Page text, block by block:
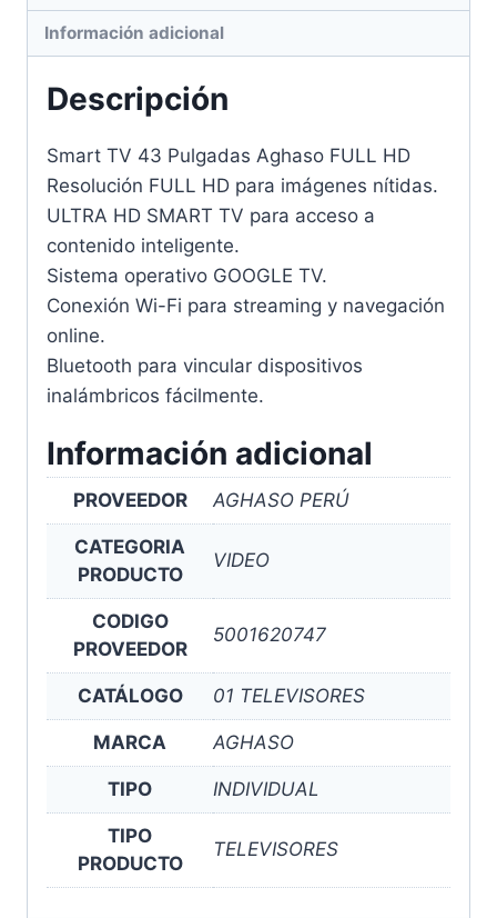
Información adicional
Descripción
Smart TV 43 Pulgadas Aghaso FULL HD
Resolución FULL HD para imágenes nítidas.
ULTRA HD SMART TV para acceso a
contenido inteligente.
Sistema operativo GOOGLE TV.
Conexión Wi-Fi para streaming y navegación
online.
Bluetooth para vincular dispositivos
inalámbricos fácilmente.
Información adicional
PROVEEDOR AGHASO PERÚ
CATEGORIA
PRODUCTO
VIDEO
CODIGO
PROVEEDOR
5001620747
CATÁLOGO 01 TELEVISORES
MARCA AGHASO
TIPO INDIVIDUAL
TIPO
PRODUCTO
TELEVISORES